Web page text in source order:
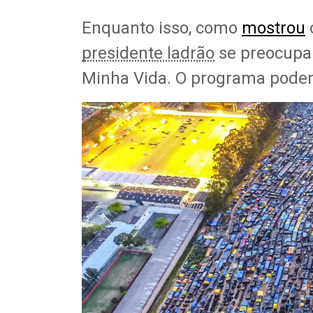
Enquanto isso, como mostrou
presidente ladrão se
Minha Vida. O programa